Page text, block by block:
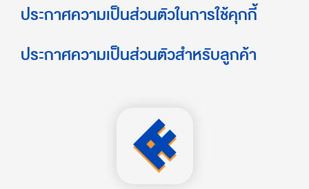
ประกาศความเป็นส่วนตัวในการใช้คุกกี้
ประกาศความเป็นส่วนตัวสำหรับลูกค้า